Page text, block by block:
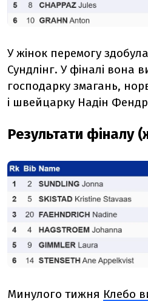
У жінок перемогу
Сундлінг. У фіналі вона
господарку змагань,
і швейцарку Надін
Результати фіналу
Минулого тижня Клебо